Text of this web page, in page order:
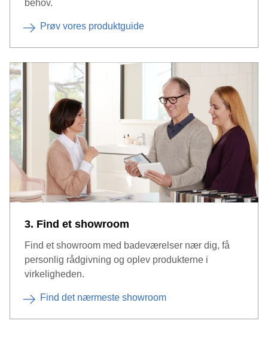
behov.
Prøv vores produktguide
3. Find et showroom
Find et showroom med badeværelser nær dig, få
personlig rådgivning og oplev produkterne i
virkeligheden.
Find det nærmeste showroom